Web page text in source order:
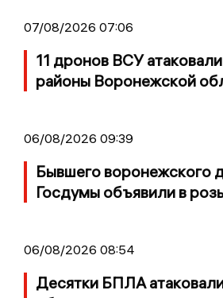
07/08/2026 07:06
11 дронов ВСУ
районы Воронежской
06/08/2026 09:39
Бывшего воронежского
Госдумы объявили в
06/08/2026 08:54
Десятки БПЛА